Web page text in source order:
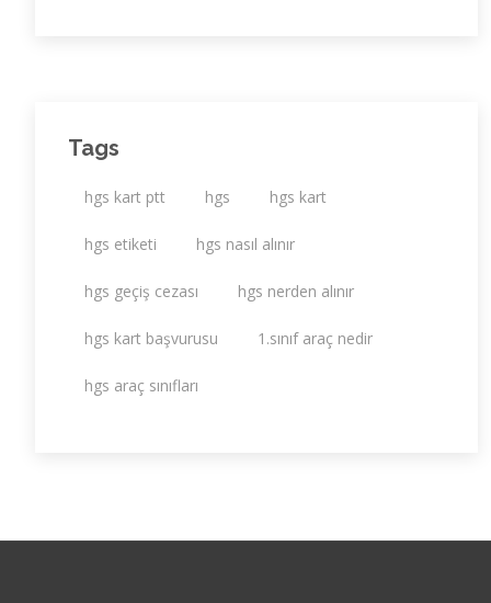
Tags
hgs kart ptt hgs hgs kart
hgs etiketi hgs nasıl alınır
hgs geçiş cezası hgs nerden alınır
hgs kart başvurusu 1.sınıf araç nedir
hgs araç sınıfları